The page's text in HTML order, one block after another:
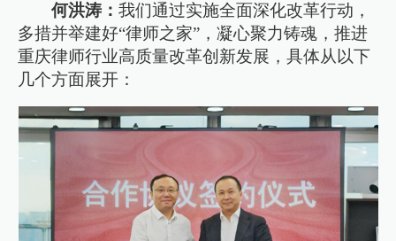
何洪涛：我们通过实施全面深化改革行动，
多措并举建好“律师之家”，凝心聚力铸魂，推进
重庆律师行业高质量改革创新发展，具体从以下
几个方面展开：